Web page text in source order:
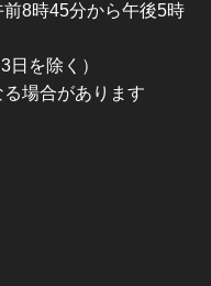
8時45分から午後5時
日を除く）
場合があります